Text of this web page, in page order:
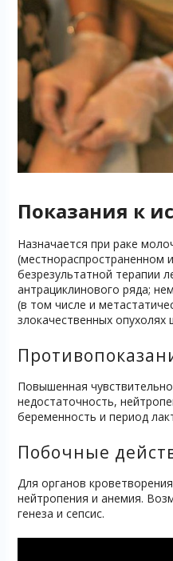
Показания к
Назначается при раке
(местнораспространенном
безрезультатной терапии
антрациклинового ряда;
(в том числе и
злокачественных
Повышенная
недостаточность,
беременность и период
Побочные
Для органов
нейтропения и анемия.
генеза и сепсис.